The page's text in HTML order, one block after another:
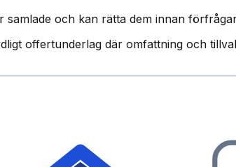
samlade och kan rätta dem innan
offertunderlag där omfattning och